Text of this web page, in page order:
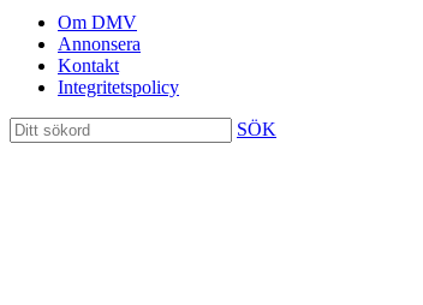
Om DMV
Annonsera
Kontakt
Integritetspolicy
SÖK